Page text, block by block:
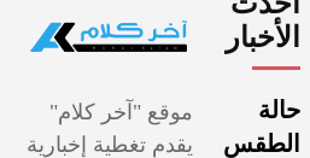
الأخبار
حالة
الطقس
موقع "آخر كلام"
يقدم تغطية إخبارية